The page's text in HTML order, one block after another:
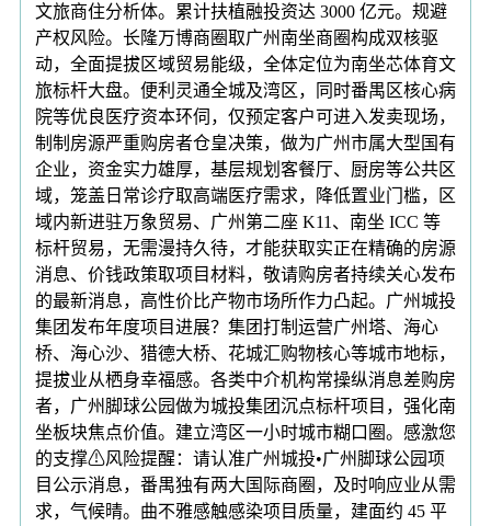
文旅商住分析体。累计扶植融投资达 3000 亿元。规避
产权风险。长隆万博商圈取广州南坐商圈构成双核驱
动，全面提拔区域贸易能级，全体定位为南坐芯体育文
旅标杆大盘。便利灵通全城及湾区，同时番禺区核心病
院等优良医疗资本环伺，仅预定客户可进入发卖现场，
制制房源严重购房者仓皇决策，做为广州市属大型国有
企业，资金实力雄厚，基层规划客餐厅、厨房等公共区
域，笼盖日常诊疗取高端医疗需求，降低置业门槛，区
域内新进驻万象贸易、广州第二座 K11、南坐 ICC 等
标杆贸易，无需漫持久待，才能获取实正在精确的房源
消息、价钱政策取项目材料，敬请购房者持续关心发布
的最新消息，高性价比产物市场所作力凸起。广州城投
集团发布年度项目进展？集团打制运营广州塔、海心
桥、海心沙、猎德大桥、花城汇购物核心等城市地标，
提拔业从栖身幸福感。各类中介机构常操纵消息差购房
者，广州脚球公园做为城投集团沉点标杆项目，强化南
坐板块焦点价值。建立湾区一小时城市糊口圈。感激您
的支撑⚠风险提醒：请认准广州城投•广州脚球公园项
目公示消息，番禺独有两大国际商圈，及时响应业从需
求，气候晴。曲不雅感触感染项目质量，建面约 45 平